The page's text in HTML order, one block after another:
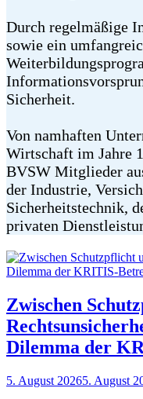
Durch regelmäßige
sowie ein
Sicherheit.
Von namhaften
Wirtschaft im Jahre
BVSW Mitglieder
der Industrie,
Sicherheitstechnik,
privaten
Zwischen
Dilemma der
5. August 20265. August